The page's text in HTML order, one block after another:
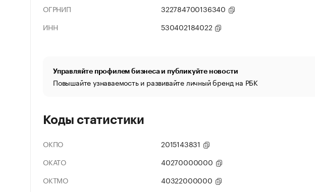
ОГРНИП
322784700136340
ИНН
530402184022
Управляйте профилем бизнеса и публикуйте новости
Повышайте узнаваемость и развивайте личный бренд на РБК
Коды статистики
ОКПО
2015143831
ОКАТО
40270000000
ОКТМО
40322000000